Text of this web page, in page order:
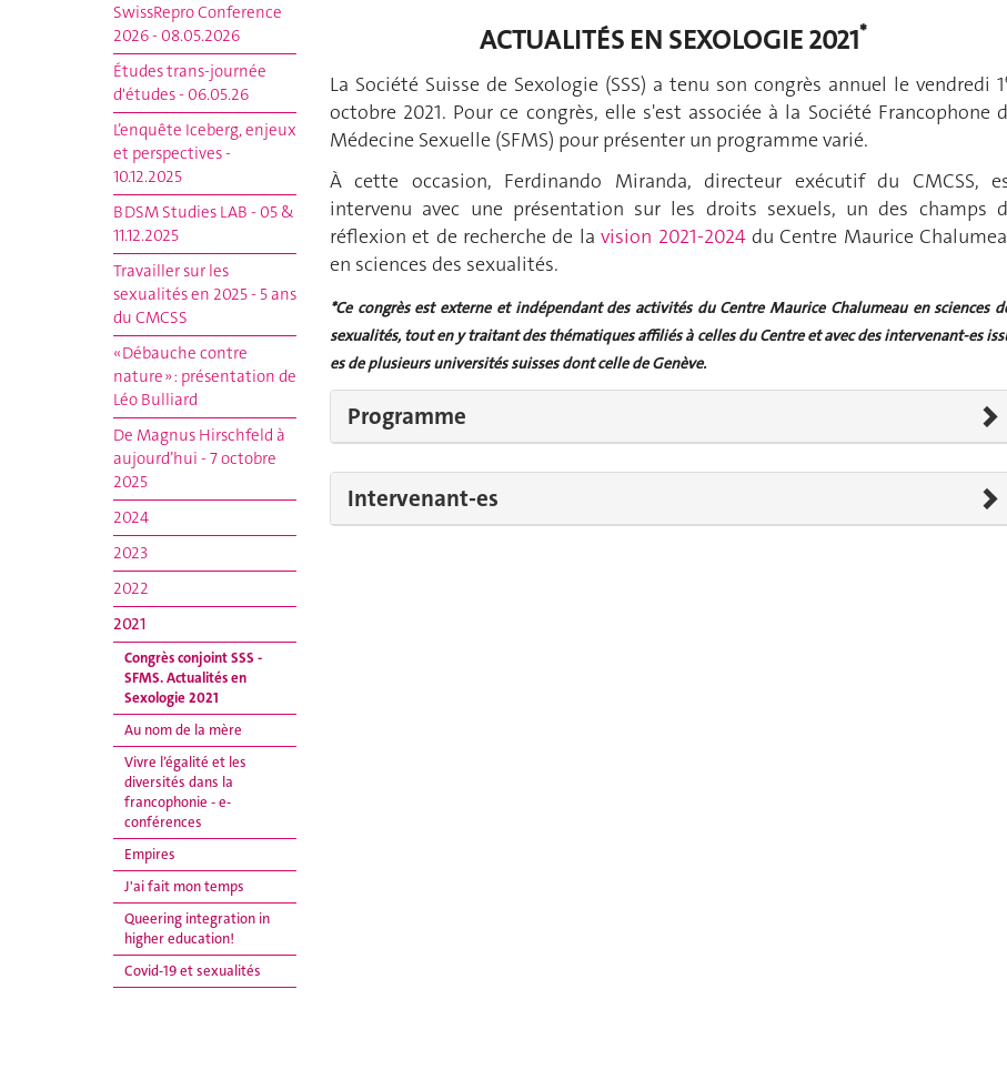
SwissRepro Conference
2026 - 08.05.2026
Études trans-journée
d'études - 06.05.26
L’enquête Iceberg, enjeux
et perspectives -
10.12.2025
BDSM Studies LAB - 05 &
11.12.2025
Travailler sur les
sexualités en 2025 - 5 ans
du CMCSS
« Débauche contre
nature » : présentation de
Léo Bulliard
De Magnus Hirschfeld à
aujourd’hui - 7 octobre
2025
2024
2023
2022
2021
Congrès conjoint SSS -
SFMS. Actualités en
Sexologie 2021
Au nom de la mère
Vivre l’égalité et les
diversités dans la
francophonie - e-
conférences
Empires
J'ai fait mon temps
Queering integration in
higher education!
Covid-19 et sexualités
ACTUALITÉS EN SEXOLOGIE 2021*
La Société Suisse de Sexologie (SSS) a tenu son congrès annuel le vendredi 1
octobre 2021. Pour ce congrès, elle s'est associée à la Société Francophone
Médecine Sexuelle (SFMS) pour présenter un programme varié.
À cette occasion, Ferdinando Miranda, directeur exécutif du CMCSS,
intervenu avec une présentation sur les droits sexuels, un des champs
réflexion et de recherche de la vision 2021-2024du Centre Maurice
en sciences des sexualités.
*Ce congrès est externe et indépendant des activités du Centre Maurice Chalumeau en sciences
sexualités, tout en y traitant des thématiques affiliés à celles du Centre et avec des intervenant-es
es de plusieurs universités suisses dont celle de Genève.
Programme
Intervenant-es